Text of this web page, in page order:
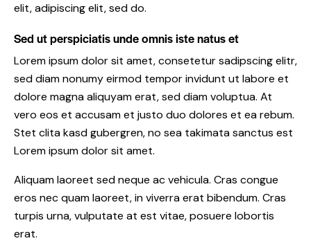
elit, adipiscing elit, sed do.
Sed ut perspiciatis unde omnis iste natus et
Lorem ipsum dolor sit amet, consetetur sadipscing elitr,
sed diam nonumy eirmod tempor invidunt ut labore et
dolore magna aliquyam erat, sed diam voluptua. At
vero eos et accusam et justo duo dolores et ea rebum.
Stet clita kasd gubergren, no sea takimata sanctus est
Lorem ipsum dolor sit amet.
Aliquam laoreet sed neque ac vehicula. Cras congue
eros nec quam laoreet, in viverra erat bibendum. Cras
turpis urna, vulputate at est vitae, posuere lobortis
erat.